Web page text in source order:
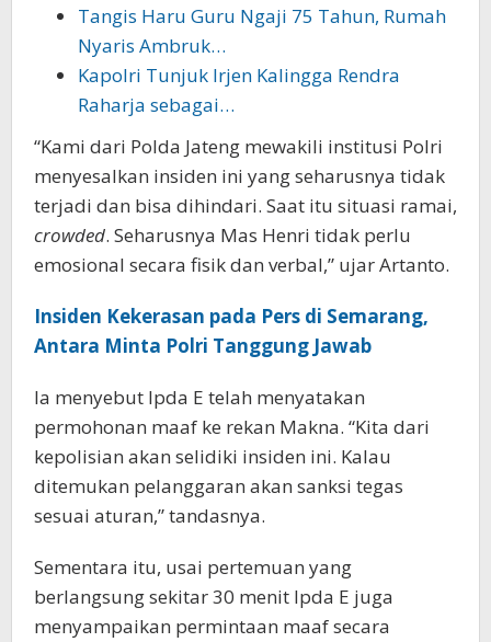
Tangis Haru Guru Ngaji 75 Tahun, Rumah
Nyaris Ambruk…
Kapolri Tunjuk Irjen Kalingga Rendra
Raharja sebagai…
“Kami dari Polda Jateng mewakili institusi Polri
menyesalkan insiden ini yang seharusnya tidak
terjadi dan bisa dihindari. Saat itu situasi ramai,
crowded. Seharusnya Mas Henri tidak perlu
emosional secara fisik dan verbal,” ujar Artanto.
Insiden Kekerasan pada Pers di Semarang,
Antara Minta Polri Tanggung Jawab
Ia menyebut Ipda E telah menyatakan
permohonan maaf ke rekan Makna. “Kita dari
kepolisian akan selidiki insiden ini. Kalau
ditemukan pelanggaran akan sanksi tegas
sesuai aturan,” tandasnya.
Sementara itu, usai pertemuan yang
berlangsung sekitar 30 menit Ipda E juga
menyampaikan permintaan maaf secara